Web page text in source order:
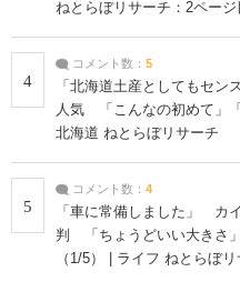
ねとらぼリサーチ：2ページ
4
コメント数： 5
「北海道土産としてもセン
人気 「こんなの初めて」
北海道 ねとらぼリサーチ
5
コメント数： 4
「車に常備しました」 カ
判 「ちょうどいい大きさ
（1/5） | ライフ ねとらぼ